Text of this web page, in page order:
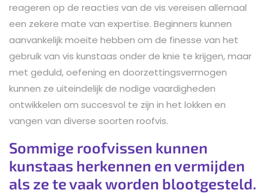
reageren op de reacties van de vis vereisen allemaal
een zekere mate van expertise. Beginners kunnen
aanvankelijk moeite hebben om de finesse van het
gebruik van vis kunstaas onder de knie te krijgen, maar
met geduld, oefening en doorzettingsvermogen
kunnen ze uiteindelijk de nodige vaardigheden
ontwikkelen om succesvol te zijn in het lokken en
vangen van diverse soorten roofvis.
Sommige roofvissen kunnen
kunstaas herkennen en vermijden
als ze te vaak worden blootgesteld.